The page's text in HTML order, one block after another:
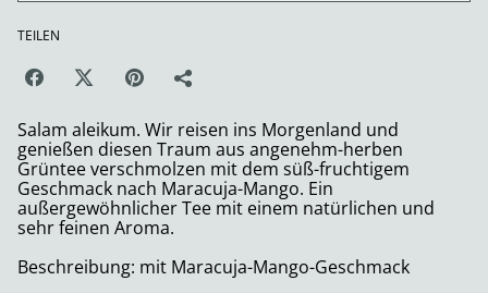
TEILEN
Salam aleikum. Wir reisen ins Morgenland und
genießen diesen Traum aus angenehm-herben
Grüntee verschmolzen mit dem süß-fruchtigem
Geschmack nach Maracuja-Mango. Ein
außergewöhnlicher Tee mit einem natürlichen und
sehr feinen Aroma.
Beschreibung: mit Maracuja-Mango-Geschmack